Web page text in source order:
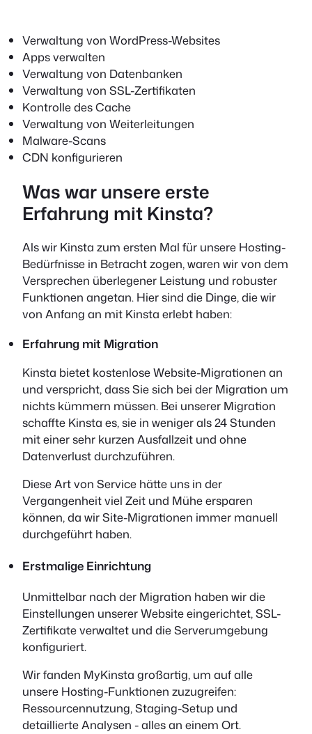
Verwaltung von WordPress-Websites
Apps verwalten
Verwaltung von Datenbanken
Verwaltung von SSL-Zertifikaten
Kontrolle des Cache
Verwaltung von Weiterleitungen
Malware-Scans
CDN konfigurieren
Was war unsere erste
Erfahrung mit Kinsta?
Als wir Kinsta zum ersten Mal für unsere Hosting-
Bedürfnisse in Betracht zogen, waren wir von dem
Versprechen überlegener Leistung und robuster
Funktionen angetan. Hier sind die Dinge, die wir
von Anfang an mit Kinsta erlebt haben:
Erfahrung mit Migration
Kinsta bietet kostenlose Website-Migrationen an
und verspricht, dass Sie sich bei der Migration um
nichts kümmern müssen. Bei unserer Migration
schaffte Kinsta es, sie in weniger als 24 Stunden
mit einer sehr kurzen Ausfallzeit und ohne
Datenverlust durchzuführen.
Diese Art von Service hätte uns in der
Vergangenheit viel Zeit und Mühe ersparen
können, da wir Site-Migrationen immer manuell
durchgeführt haben.
Erstmalige Einrichtung
Unmittelbar nach der Migration haben wir die
Einstellungen unserer Website eingerichtet, SSL-
Zertifikate verwaltet und die Serverumgebung
konfiguriert.
Wir fanden MyKinsta großartig, um auf alle
unsere Hosting-Funktionen zuzugreifen:
Ressourcennutzung, Staging-Setup und
detaillierte Analysen - alles an einem Ort.